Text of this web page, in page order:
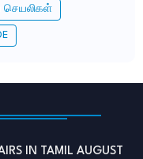
செயலிகள்
IN TAMIL AUGUST